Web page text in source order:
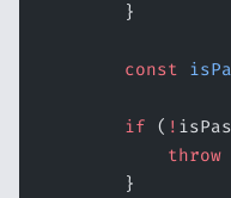
        }
        const
        if
( !
            throw
        }